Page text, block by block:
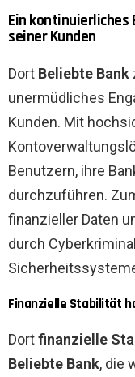
Ein
seiner Kunden
Dort Beliebte Bank
unermüdliches
Kunden. Mit
Benutzern, ihre
durchzuführen.
finanzieller Daten
durch
Finanzielle Stabilität
Dortfinanzielle
Beliebte Bank, die